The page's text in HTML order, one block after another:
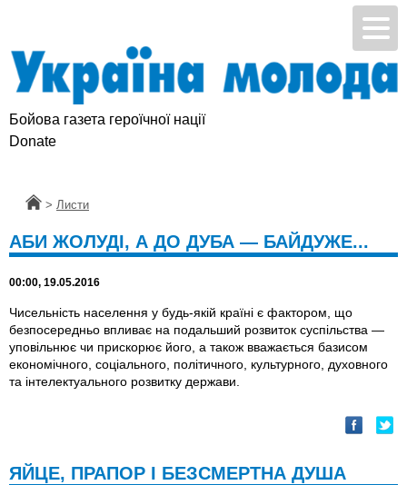
Бойова газета героїчної нації
Donate
Головна
> Листи
АБИ ЖОЛУДІ, А ДО ДУБА — БАЙДУЖЕ...
00:00, 19.05.2016
Чисельність населення у будь-якій країні є фактором, що
безпосередньо впливає на подальший розвиток суспільства —
уповільнює чи прискорює його, а також вважається базисом
економічного, соціального, політичного, культурного, духовного
та інтелектуального розвитку держави.
ЯЙЦЕ, ПРАПОР І БЕЗСМЕРТНА ДУША